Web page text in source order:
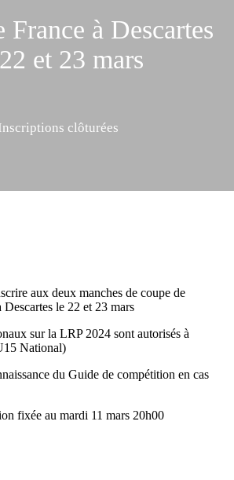
France à Descartes
et 23 mars
clôturées
aux deux manches de coupe de
Descartes le 22 et 23 mars
sur la LRP 2024 sont autorisés à
National)
du Guide de compétition en cas
fixée au mardi 11 mars 20h00